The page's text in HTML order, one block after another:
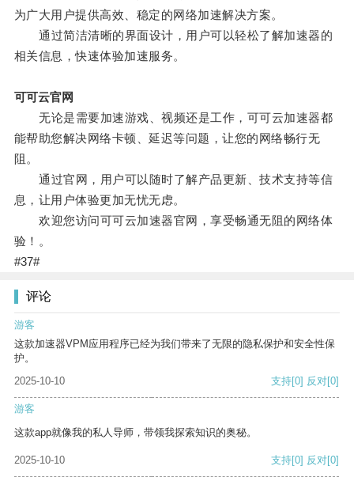
为广大用户提供高效、稳定的网络加速解决方案。
通过简洁清晰的界面设计，用户可以轻松了解加速器的
相关信息，快速体验加速服务。
可可云官网
无论是需要加速游戏、视频还是工作，可可云加速器都
能帮助您解决网络卡顿、延迟等问题，让您的网络畅行无
阻。
通过官网，用户可以随时了解产品更新、技术支持等信
息，让用户体验更加无忧无虑。
欢迎您访问可可云加速器官网，享受畅通无阻的网络体
验！。
#37#
评论
游客
这款加速器VPM应用程序已经为我们带来了无限的隐私保护和安全性保
护。
2025-10-10
支持[0] 反对[0]
游客
这款app就像我的私人导师，带领我探索知识的奥秘。
2025-10-10 支持[0] 反对[0]